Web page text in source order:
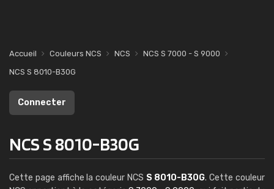
Accueil Couleurs NCS NCS
NCS S 7000 - S 9000
NCS S 8010-B30G
Connecter
NCS S 8010-B30G
Cette page affiche la couleur NCS S 8010-B30G. Cette couleur